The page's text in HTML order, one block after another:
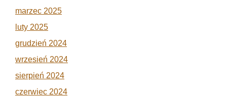
marzec 2025
luty 2025
grudzień 2024
wrzesień 2024
sierpień 2024
czerwiec 2024